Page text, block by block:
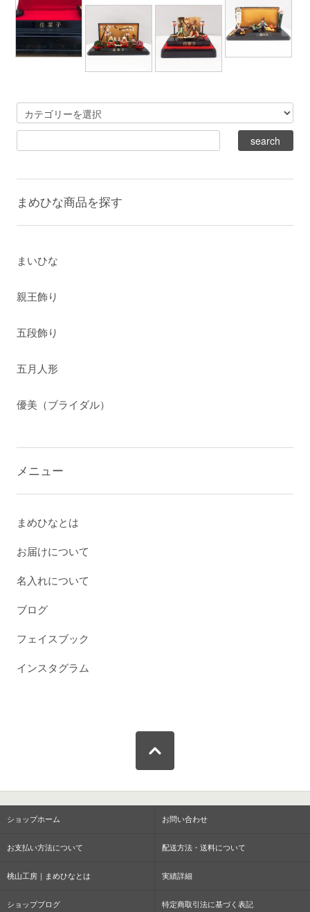
まめひな商品を探す
まいひな
親王飾り
五段飾り
五月人形
優美（ブライダル）
メニュー
まめひなとは
お届けについて
名入れについて
ブログ
フェイスブック
インスタグラム
ショップホーム お問い合わせ
お支払い方法について 配送方法・送料について
桃山工房｜まめひなとは 実績詳細
ショップブログ 特定商取引法に基づく表記